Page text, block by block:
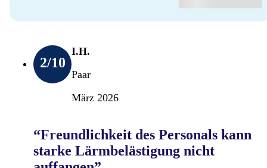
2/10
I.H.
Paar
März 2026
“Freundlichkeit des Personals kann
starke Lärmbelästigung nicht